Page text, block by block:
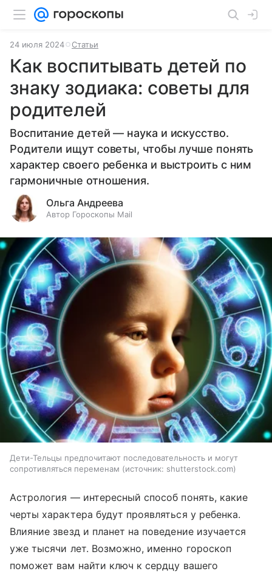
24 июля 2024 Статьи
Как воспитывать детей по
знаку зодиака: советы для
родителей
Воспитание детей — наука и искусство.
Родители ищут советы, чтобы лучше понять
характер своего ребенка и выстроить с ним
гармоничные отношения.
Ольга Андреева
Автор Гороскопы Mail
Дети-Тельцы предпочитают последовательность и могут
сопротивляться переменам
источник: shutterstock.com
Астрология — интересный способ понять, какие
черты характера будут проявляться у ребенка.
Влияние звезд и планет на поведение изучается
уже тысячи лет. Возможно, именно гороскоп
поможет вам найти ключ к сердцу вашего